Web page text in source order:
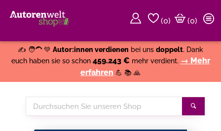
(0)
(0)
✍️ 🧑‍🦱 💚 Autor:innen verdienen bei uns doppelt. Dank
euch haben sie so schon 459.243 € mehr verdient. → Mehr
erfahren 💪 📚 🙏
Durchsuchen
Sie